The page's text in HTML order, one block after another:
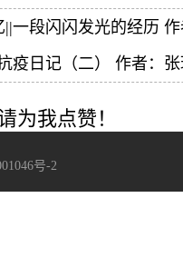
||一段闪闪发光的经历
疫日记（二） 作者：
为我点赞！
号-2